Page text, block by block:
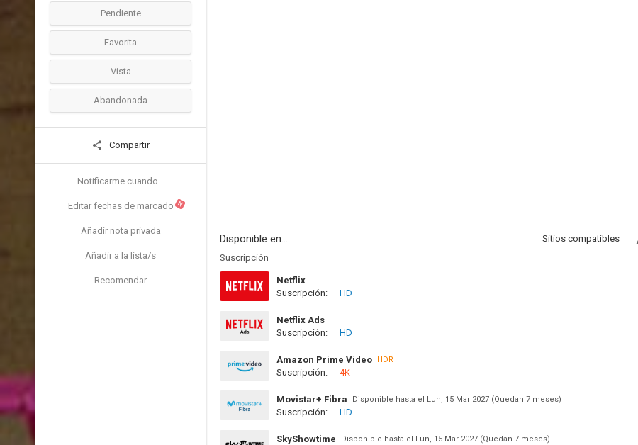
Pendiente
Favorita
Vista
Abandonada
Compartir
Notificarme cuando...
Editar fechas de marcado N
Añadir nota privada
Añadir a la lista/s
Recomendar
Disponible en...
Sitios compatibles
Suscripción
Netflix
Suscripción:
HD
Netflix Ads
Suscripción:
HD
Amazon Prime Video HDR
Suscripción: 4K
Movistar+ Fibra Disponible hasta el Lun, 15 Mar 2027 (Quedan 7 meses)
Suscripción: HD
SkyShowtime Disponible hasta el Lun, 15 Mar 2027 (Quedan 7 meses)